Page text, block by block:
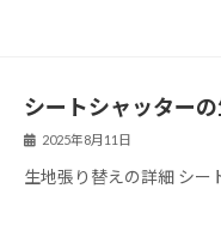
シートシャッター
2025年8月11日
生地張り替えの詳細 シー